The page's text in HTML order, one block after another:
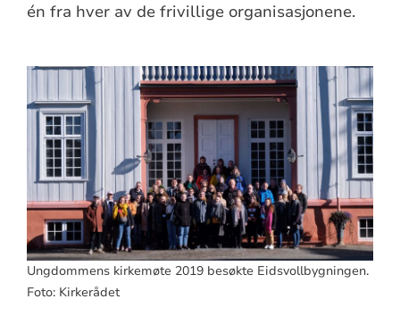
én fra hver av de frivillige organisasjonene.
Ungdommens kirkemøte 2019 besøkte Eidsvollbygningen.
Foto: Kirkerådet